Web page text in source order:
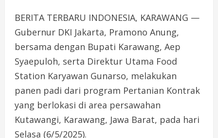
BERITA TERBARU INDONESIA, KARAWANG —
Gubernur DKI Jakarta, Pramono Anung,
bersama dengan Bupati Karawang, Aep
Syaepuloh, serta Direktur Utama Food
Station Karyawan Gunarso, melakukan
panen padi dari program Pertanian Kontrak
yang berlokasi di area persawahan
Kutawangi, Karawang, Jawa Barat, pada hari
Selasa (6/5/2025).